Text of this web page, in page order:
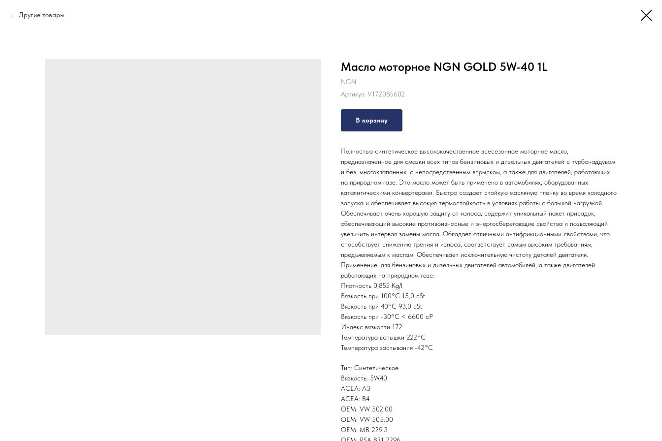
Другие товары
Масло моторное NGN GOLD 5W-40 1L
NGN
Артикул: V172085602
В корзину
Полностью синтетическое высококачественное всесезонное моторное масло,
предназначенное для смазки всех типов бензиновых и дизельных двигателей с турбонаддувом
и без, многоклапанных, с непосредственным впрыском, а также для двигателей, работающих
на природном газе. Это масло может быть применено в автомобилях, оборудованных
каталитическими конвертерами. Быстро создает стойкую масляную пленку во время холодного
запуска и обеспечивает высокую термостойкость в условиях работы с большой нагрузкой.
Обеспечивает очень хорошую защиту от износа, содержит уникальный пакет присадок,
обеспечивающий высокие противоизносные и энергосберегающие свойства и позволяющий
увеличить интервал замены масла. Обладает отличными антифрикционными свойствами, что
способствует снижению трения и износа, соответствует самым высоким требованиям,
предъявляемым к маслам. Обеспечивает исключительную чистоту деталей двигателя.
Применение: для бензиновых и дизельных двигателей автомобилей, а также двигателей
работающих на природном газе.
Плотность 0,855 Kg/l
Вязкость при 100°С 15,0 cSt
Вязкость при 40°С 93,0 cSt
Вязкость при -30°С < 6600 cP
Индекс вязкости 172
Температура вспышки 222°С
Температура застывания -42°С
Тип: Синтетическое
Вязкость: 5W40
ACEA: A3
ACEA: B4
OEM: VW 502.00
OEM: VW 505.00
OEM: MB 229.3